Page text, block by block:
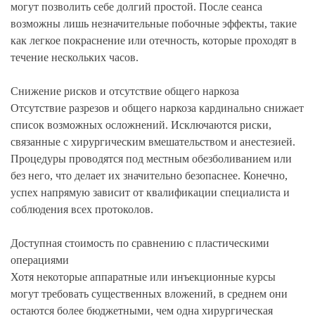
могут позволить себе долгий простой. После сеанса
возможны лишь незначительные побочные эффекты, такие
как легкое покраснение или отечность, которые проходят в
течение нескольких часов.
Снижение рисков и отсутствие общего наркоза
Отсутствие разрезов и общего наркоза кардинально снижает
список возможных осложнений. Исключаются риски,
связанные с хирургическим вмешательством и анестезией.
Процедуры проводятся под местным обезболиванием или
без него, что делает их значительно безопаснее. Конечно,
успех напрямую зависит от квалификации специалиста и
соблюдения всех протоколов.
Доступная стоимость по сравнению с пластическими
операциями
Хотя некоторые аппаратные или инъекционные курсы
могут требовать существенных вложений, в среднем они
остаются более бюджетными, чем одна хирургическая